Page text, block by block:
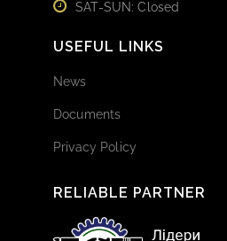
SAT-SUN: Closed
USEFUL LINKS
News
Documents
Privacy Policy
RELIABLE PARTNER